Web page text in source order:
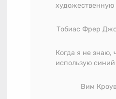
художественную
Тобиас Фрер
Когда я не знаю,
использую синий
Вим